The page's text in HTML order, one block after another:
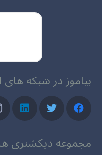
بیاموز در شبکه
مجموعه دیکشنری